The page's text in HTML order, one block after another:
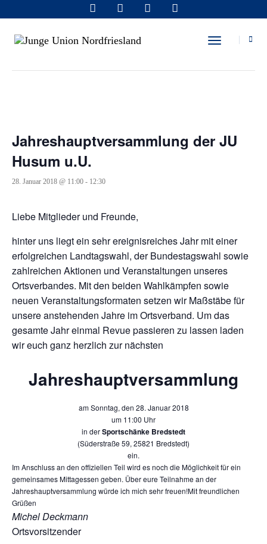
Toggle
Jahreshauptversammlung der JU
Husum u.U.
28. Januar 2018 @ 11:00 - 12:30
Liebe Mitglieder und Freunde,
hinter uns liegt ein sehr ereignisreiches Jahr mit einer
erfolgreichen Landtagswahl, der Bundestagswahl sowie
zahlreichen Aktionen und Veranstaltungen unseres
Ortsverbandes. Mit den beiden Wahlkämpfen sowie
neuen Veranstaltungsformaten setzen wir Maßstäbe für
unsere anstehenden Jahre im Ortsverband. Um das
gesamte Jahr einmal Revue passieren zu lassen laden
wir euch ganz herzlich zur nächsten
Jahreshauptversammlung
am Sonntag, den 28. Januar 2018
um 11:00 Uhr
in derSportschänke Bredstedt
(Süderstraße 59, 25821 Bredstedt)
ein.
Im Anschluss an den offiziellen Teil wird es noch die Möglichkeit für ein
gemeinsames Mittagessen geben. Über eure Teilnahme an der
Jahreshauptversammlung würde ich mich sehr freuen!Mit freundlichen
Grüßen
Michel Deckmann
Ortsvorsitzender